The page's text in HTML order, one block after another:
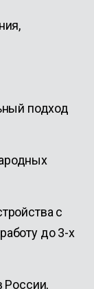
подход
с
до 3-х
России,